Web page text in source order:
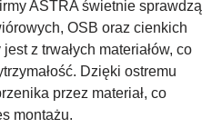
ASTRA świetnie sprawdzą
OSB oraz cienkich
z trwałych materiałów, co
Dzięki ostremu
przez materiał, co
montażu.